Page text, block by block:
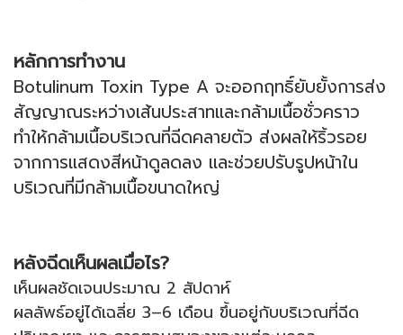
หลักการทำงาน
Botulinum Toxin Type A จะออกฤทธิ์ยับยั้งการส่ง
สัญญาณระหว่างเส้นประสาทและกล้ามเนื้อชั่วคราว
ทำให้กล้ามเนื้อบริเวณที่ฉีดคลายตัว ส่งผลให้ริ้วรอย
จากการแสดงสีหน้าดูลดลง และช่วยปรับรูปหน้าใน
บริเวณที่มีกล้ามเนื้อขนาดใหญ่
หลังฉีดเห็นผลเมื่อไร?
เห็นผลชัดเจนประมาณ 2 สัปดาห์
ผลลัพธ์อยู่ได้เฉลี่ย 3–6 เดือน ขึ้นอยู่กับบริเวณที่ฉีด